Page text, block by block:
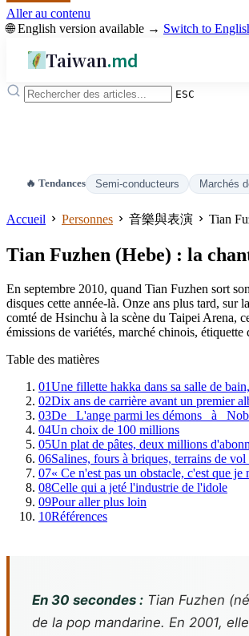
Aller au contenu
🌐 English version available → Switch to
Taiwan.md
ESC
🔥 Tendances Semi-conducteurs Marchés
Accueil Personnes 音樂與表演 Tian
Tian Fuzhen (Hebe) : la
En septembre 2010, quand Tian Fuzhen sort
disques cette année-là. Onze ans plus tard,
comté de Hsinchu à la scène du Taipei Arena,
émissions de variétés, marché chinois,
Table des matières
01Une fillette hakka dans sa salle de
02Dix ans de carrière avant un premier
03De _L'ange parmi les démons_ à
04Un choix de 100 millions
05Un plat de pâtes, deux millions
06Salines, fours à briques, terrains de
07« Ce n'est pas un obstacle, c'est que
08Celle qui a jeté l'industrie de l'idole
09Pour aller plus loin
10Références
En 30 secondes : Tian Fuzhen
de la pop mandarine. En 2001,